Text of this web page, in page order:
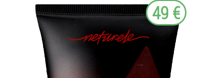
49 €